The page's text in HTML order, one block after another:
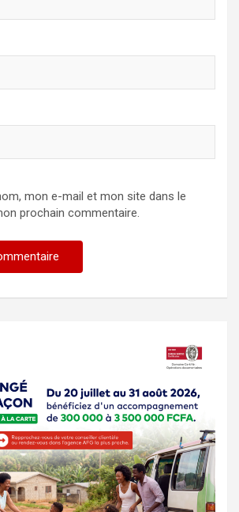
mon e-mail et mon site dans le
prochain commentaire.